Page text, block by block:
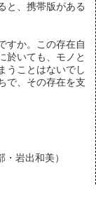
と、携帯版がある
すか。この存在自
於いても、モノと
うことはないでし
で、その存在を支
岩出和美）